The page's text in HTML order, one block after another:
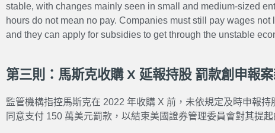
stable, with changes mainly seen in small and medium-sized
hours do not mean no pay. Companies must still pay wages
and they can apply for subsidies to get through the unstable
第三則：馬斯克收購 X 延報持股 罰款創申報
監管機構指控馬斯克在 2022 年收購 X 前，未依規定及時申報
同意支付 150 萬美元罰款，以結束美國證券管理委員會對其提起